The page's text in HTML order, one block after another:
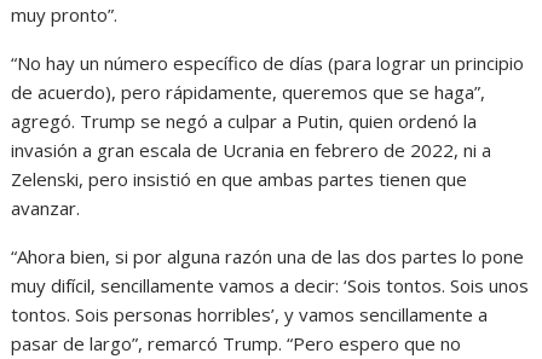
muy pronto”.
“No hay un número específico de días (para lograr un principio
de acuerdo), pero rápidamente, queremos que se haga”,
agregó. Trump se negó a culpar a Putin, quien ordenó la
invasión a gran escala de Ucrania en febrero de 2022, ni a
Zelenski, pero insistió en que ambas partes tienen que
avanzar.
“Ahora bien, si por alguna razón una de las dos partes lo pone
muy difícil, sencillamente vamos a decir: ‘Sois tontos. Sois unos
tontos. Sois personas horribles’, y vamos sencillamente a
pasar de largo”, remarcó Trump. “Pero espero que no